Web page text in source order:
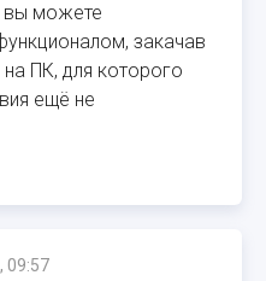
можете
закачав
ПК, для которого
ещё не
09:57